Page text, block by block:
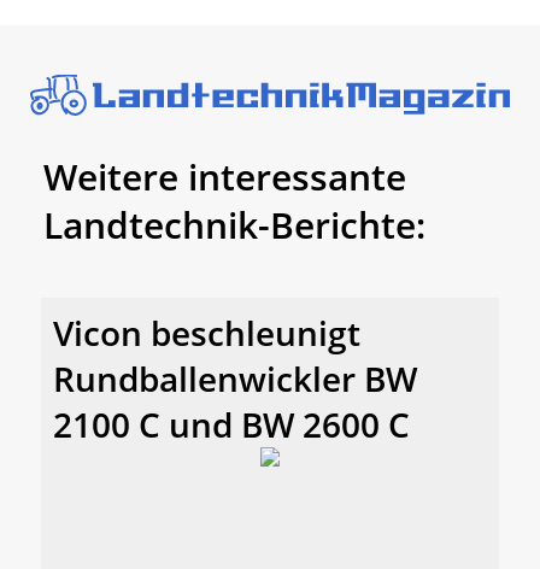
Weitere interessante
Landtechnik-Berichte:
Vicon beschleunigt
Rundballenwickler BW
2100 C und BW 2600 C